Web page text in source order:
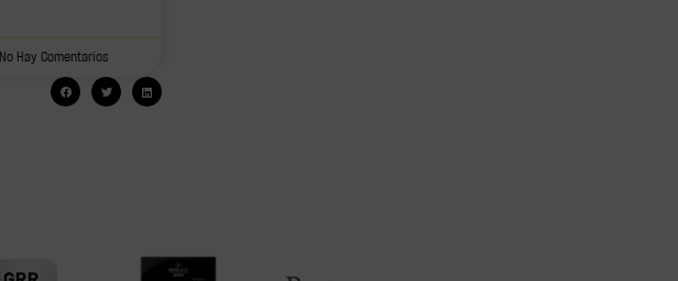
No Hay Comentarios